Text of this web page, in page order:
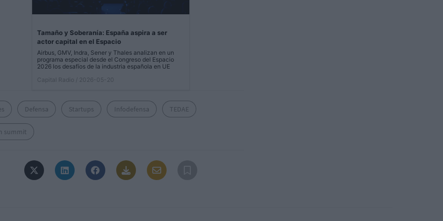
Tamaño y Soberanía: España aspira a ser
actor capital en el Espacio
Airbus, GMV, Indra, Sener y Thales analizan en un
programa especial desde el Congreso del Espacio
2026 los desafíos de la industria española en UE
Capital Radio
/ 2026-05-20
Defensa Startups Infodefensa TEDAE
summit